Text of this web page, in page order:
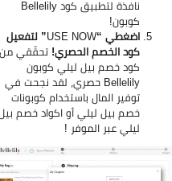
نافذة لتطبيق كود Bellelily
كوبون!
اضغطي “ USE NOW” لتفعيل
كود الخصم الحصري!تحقّقي من
كود خصم بيل ليلي كوبون
Bellelily حصري، لقد نجحت في
توفير المال باستخدام كوبونات
خصم بيل ليلي أو اكواد خصم بيل
ليلي عبر الموفر!